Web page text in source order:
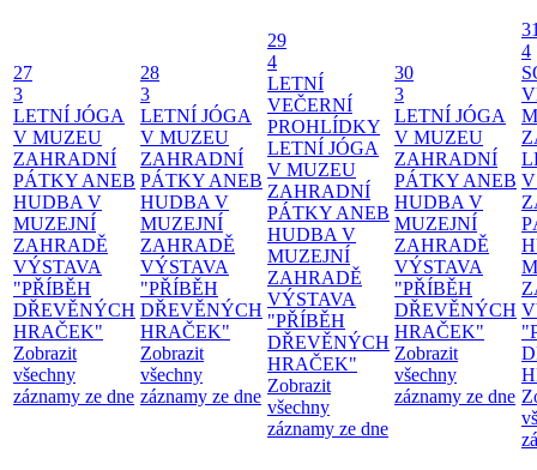
27
3
LETNÍ JÓGA
V MUZEU
ZAHRADNÍ
PÁTKY ANEB
HUDBA V
MUZEJNÍ
ZAHRADĚ
VÝSTAVA
"PŘÍBĚH
DŘEVĚNÝCH
HRAČEK"
Zobrazit
všechny
záznamy ze dne
28
3
LETNÍ JÓGA
V MUZEU
ZAHRADNÍ
PÁTKY ANEB
HUDBA V
MUZEJNÍ
ZAHRADĚ
VÝSTAVA
"PŘÍBĚH
DŘEVĚNÝCH
HRAČEK"
Zobrazit
všechny
záznamy ze dne
29
4
LETNÍ
VEČERNÍ
PROHLÍDKY
LETNÍ JÓGA
V MUZEU
ZAHRADNÍ
PÁTKY ANEB
HUDBA V
MUZEJNÍ
ZAHRADĚ
VÝSTAVA
"PŘÍBĚH
DŘEVĚNÝCH
HRAČEK"
Zobrazit
všechny
záznamy ze dne
30
3
LETNÍ JÓGA
V MUZEU
ZAHRADNÍ
PÁTKY ANEB
HUDBA V
MUZEJNÍ
ZAHRADĚ
VÝSTAVA
"PŘÍBĚH
DŘEVĚNÝCH
HRAČEK"
Zobrazit
všechny
záznamy ze dne
4